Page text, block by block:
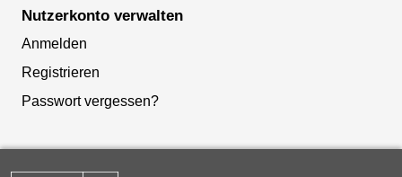
Nutzerkonto verwalten
Anmelden
Registrieren
Passwort vergessen?